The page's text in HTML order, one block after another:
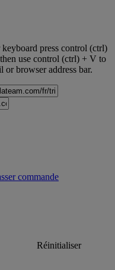
press control (ctrl)
use control (ctrl) + V to
or browser address bar.
commande
Réinitialiser